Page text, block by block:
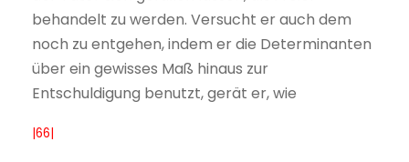
behandelt zu werden. Versucht er auch dem
noch zu entgehen, indem er die Determinanten
über ein gewisses Maß hinaus zur
Entschuldigung benutzt, gerät er, wie
|66|